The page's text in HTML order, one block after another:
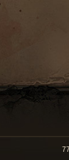
77